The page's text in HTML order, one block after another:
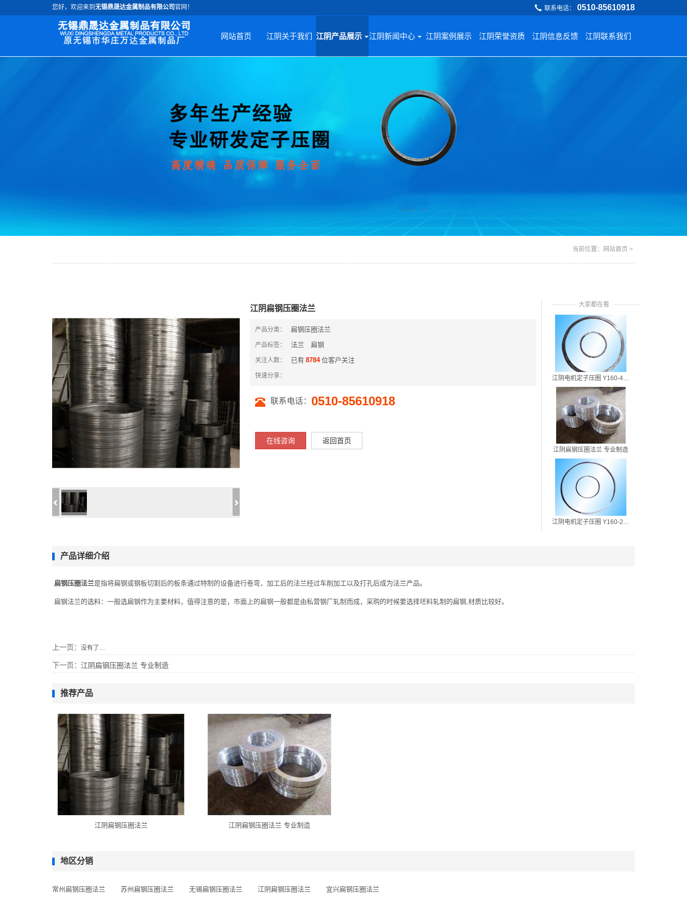
您好，欢迎来到 无锡鼎晟达金属制品有限公司官网！ 联系电话： ​0510-85610918
网站首页 江阴关于我们 江阴产品展示 江阴新闻中心 江阴案例展示 江阴荣誉资质 江阴信息反馈 江阴联系我们
当前位置： 网站首页 >
江阴扁钢压圈法兰
产品分类： 扁钢压圈法兰
产品标签： 法兰 扁钢
关注人数： 已有 8784 位客户关注
快速分享：
联系电话： ​0510-85610918
在线咨询 返回首页
大家都在看
江阴电机定子压圈 Y160-4-Y450-4
江阴扁钢压圈法兰 专业制造
江阴电机定子压圈 Y160-2-Y450-2
产品详细介绍
扁钢压圈法兰是指将扁钢或钢板切割后的板条通过特制的设备进行卷弯，加工后的法兰经过车削加工以及打孔后成为法兰产品。
扁钢法兰的选料：一般选扁钢作为主要材料，值得注意的是，市面上的扁钢一般都是由私营钢厂轧制而成，采购的时候要选择坯料轧制的扁钢,材质比较好。
上一页： 没有了…
下一页： 江阴扁钢压圈法兰 专业制造
推荐产品
江阴扁钢压圈法兰 江阴扁钢压圈法兰 专业制造
地区分销
常州扁钢压圈法兰 苏州扁钢压圈法兰 无锡扁钢压圈法兰 江阴扁钢压圈法兰 宜兴扁钢压圈法兰